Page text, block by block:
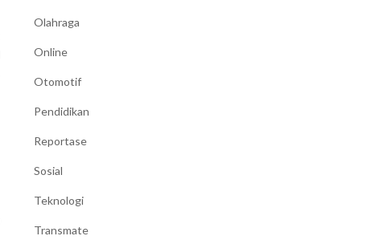
Olahraga
Online
Otomotif
Pendidikan
Reportase
Sosial
Teknologi
Transmate